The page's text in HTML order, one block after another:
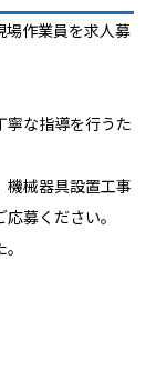
場作業員を求人募
寧な指導を行うた
機械器具設置工事
募ください。